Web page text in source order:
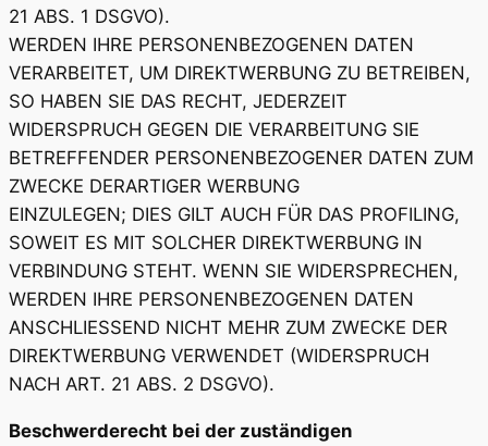
21 ABS. 1 DSGVO).
WERDEN IHRE PERSONENBEZOGENEN DATEN
VERARBEITET, UM DIREKTWERBUNG ZU BETREIBEN,
SO HABEN SIE DAS RECHT, JEDERZEIT
WIDERSPRUCH GEGEN DIE VERARBEITUNG SIE
BETREFFENDER PERSONENBEZOGENER DATEN ZUM
ZWECKE DERARTIGER WERBUNG
EINZULEGEN; DIES GILT AUCH FÜR DAS PROFILING,
SOWEIT ES MIT SOLCHER DIREKTWERBUNG IN
VERBINDUNG STEHT. WENN SIE WIDERSPRECHEN,
WERDEN IHRE PERSONENBEZOGENEN DATEN
ANSCHLIESSEND NICHT MEHR ZUM ZWECKE DER
DIREKTWERBUNG VERWENDET (WIDERSPRUCH
NACH ART. 21 ABS. 2 DSGVO).
Beschwerderecht bei der zuständigen